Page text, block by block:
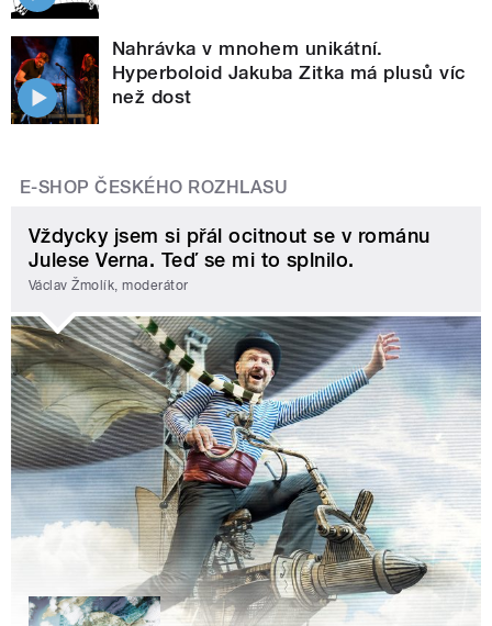
Nahrávka v mnohem unikátní.
Hyperboloid Jakuba Zitka má plusů víc
než dost
E-SHOP ČESKÉHO ROZHLASU
Vždycky jsem si přál ocitnout se v románu
Julese Verna. Teď se mi to splnilo.
Václav Žmolík, moderátor